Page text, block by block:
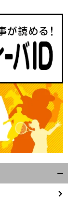
閉